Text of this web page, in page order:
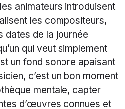
animateurs introduisent
les compositeurs,
dates de la journée
qui veut simplement
un fond sonore apaisant
c’est un bon moment
mentale, capter
d’œuvres connues et